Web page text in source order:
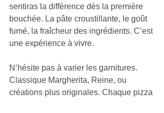
sentiras la différence dès la première
bouchée. La pâte croustillante, le goût
fumé, la fraîcheur des ingrédients. C’est
une expérience à vivre.
N’hésite pas à varier les garnitures.
Classique Margherita, Reine, ou
créations plus originales. Chaque pizza